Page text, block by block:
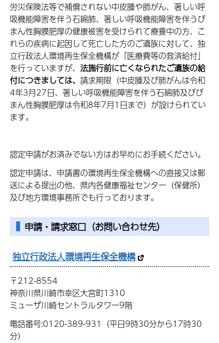
労災保険法等で補償されない中皮腫や肺がん、著しい呼
吸機能障害を伴う石綿肺、著しい呼吸機能障害を伴うび
まん性胸膜肥厚の健康被害を受けられて療養中の方、こ
れらの疾病に起因して死亡した方のご遺族に対して、独
立行政法人環境再生保全機構が「医療費等の救済給付」
を行っていますが、 法施行前に亡くなられたご遺族の給
付につきましては、 請求期限（中皮腫及び肺がんは令和
4年3月27日、著しい呼吸機能障害を伴う石綿肺及びび
まん性胸膜肥厚は令和8年7月1日まで）が設けられてい
ます。
認定申請がお済みでない方はお早めにお手続ください。
認定申請は、申請書の環境再生保全機構への直接又は郵
送による提出の他、県内各健康福祉センター（保健所）
及び地方環境事務所でも行っております。
申請・請求窓口（お問い合わせ先）
独立行政法人環境再生保全機構
〒212-8554
神奈川県川崎市幸区大宮町1310
ミューザ川崎セントラルタワー9階
電話番号:0120-389-931（平日9時30分から17時30
分）